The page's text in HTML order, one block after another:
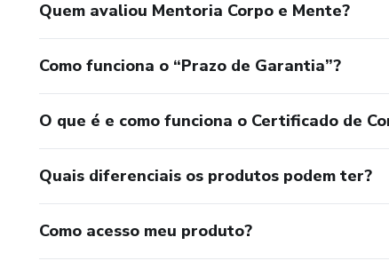
Quem avaliou Mentoria Corpo e Mente?
Como funciona o “Prazo de Garantia”?
O que é e como funciona o Certificado de
Quais diferenciais os produtos podem ter?
Como acesso meu produto?